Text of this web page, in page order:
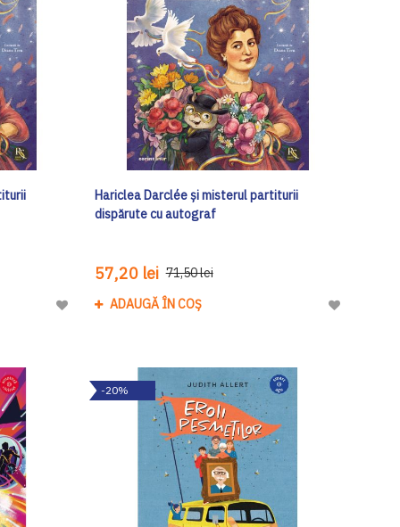
Adaugă
Dorinte
Hariclea Darclée și misterul partiturii
dispărute cu autograf
57,20 lei 71,50 lei
ADAUGĂ ÎN COȘ
Adaugă
-20%